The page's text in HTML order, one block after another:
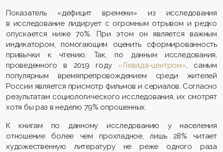
Показатель «дефицит времени» из исследования
в исследование лидирует с огромным отрывом и редко
опускается ниже 70%. При этом он является важным
индикатором, помогающим оценить сформированность
привычки к чтению. Так, по данным исследования,
проведенного в 2019 году «Левада-центром», самым
популярным времяпрепровождением среди жителей
России является присмотр фильмов и сериалов. Согласно
результатам социологического исследования, их смотрят
хотя бы раз в неделю 79% опрошенных.
К книгам по данному исследованию у населения
отношение более чем прохладное, лишь 28% читает
художественную литературу не реже одного раза